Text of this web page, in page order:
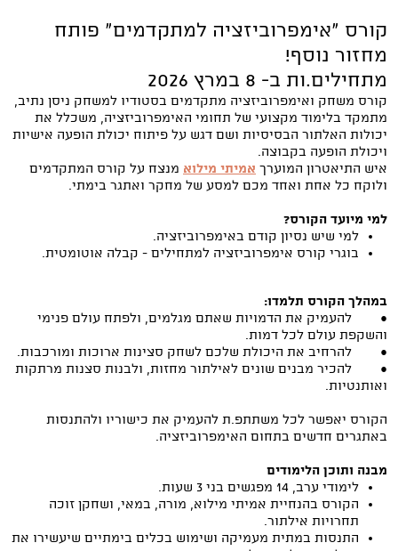
קורס ״אימפרוביזציה למתקדמים״ פותח
מחזור נוסף!
מתחילים.ות ב- 8 במרץ 2026
קורס משחק ואימפרוביזציה מתקדמים בסטודיו למשחק ניסן נתיב,
מתמקד בלימוד מקצועי של תחומי האימפרוביזציה, משכלל את
יכולות האלתור הבסיסיות ושם דגש על פיתוח יכולת הופעה אישיות
ויכולת הופעה בקבוצה.
איש התיאטרון המוערך אמיתי מילוא מנצח על קורס המתקדמים
ולוקח כל אחת ואחד מכם למסע של מחקר ואתגר בימתי.
למי מיועד הקורס?
למי שיש נסיון קודם באימפרוביזציה.
בוגרי קורס אימפרוביזציה למתחילים - קבלה אוטומטית.
במהלך הקורס תלמדו:
● להעמיק את הדמויות שאתם מגלמים, ולפתח עולם פנימי
והשקפת עולם לכל דמות.
● להרחיב את היכולת שלכם לשחק סצינות ארוכות ומורכבות.
● להכיר מבנים שונים לאילתור מחזות, ולבנות סצנות מרתקות
ואותנטיות.
הקורס יאפשר לכל משתתפ.ת להעמיק את כישוריו ולהתנסות
באתגרים חדשים בתחום האימפרוביזציה.
מבנה ותוכן הלימודים
לימודי ערב, 14 מפגשים בני 3 שעות.
הקורס בהנחיית אמיתי מילוא, מורה, במאי, ושחקן זוכה
תחרויות אילתור.
התנסות במתית מעמיקה ושימוש בכלים בימתיים שיעשירו את